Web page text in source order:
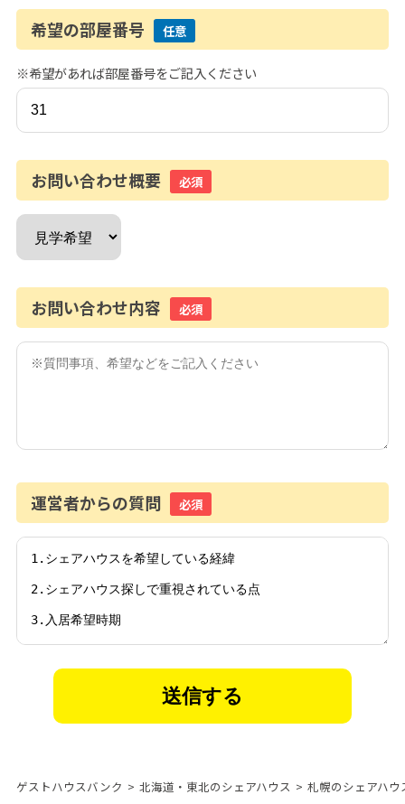
希望の部屋番号 任意
※希望があれば部屋番号をご記入ください
お問い合わせ概要 必須
お問い合わせ内容 必須
運営者からの質問 必須
ゲストハウスバンク > 北海道・東北のシェアハウス > 札幌のシェアハウ